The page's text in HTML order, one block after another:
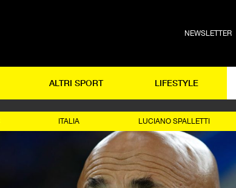
NEWSLETTER
ALTRI SPORT LIFESTYLE
ITALIA LUCIANO SPALLETTI